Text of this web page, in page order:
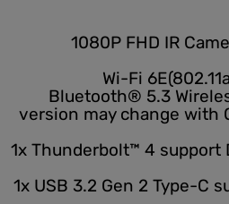
1080P FHD IR
Wi-Fi
Bluetooth® 5.3
version may change with
1x Thunderbolt™ 4
1x USB 3.2 Gen 2 Type-C